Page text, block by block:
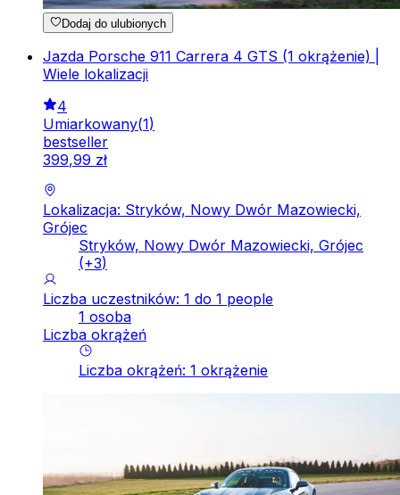
Dodaj do ulubionych
Jazda Porsche 911 Carrera 4 GTS (1 okrążenie) |
Wiele lokalizacji
4
Umiarkowany(1)
bestseller
399,99 zł
Lokalizacja: Stryków, Nowy Dwór Mazowiecki,
Grójec
Stryków, Nowy Dwór Mazowiecki, Grójec
(+3)
Liczba uczestników: 1 do 1 people
1 osoba
Liczba okrążeń
Liczba okrążeń: 1 okrążenie